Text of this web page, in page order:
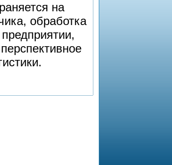
на
обработка